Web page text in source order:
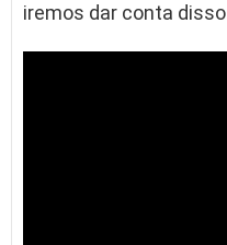
iremos dar conta disso